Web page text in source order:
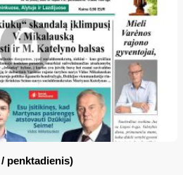
/ penktadienis)